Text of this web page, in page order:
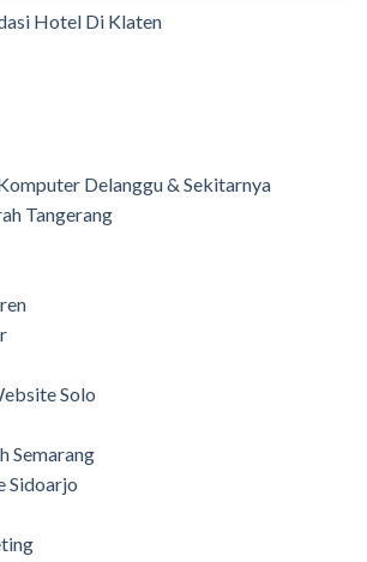
Hotel Di Klaten
Delanggu & Sekitarnya
Tangerang
Solo
Semarang
Sidoarjo